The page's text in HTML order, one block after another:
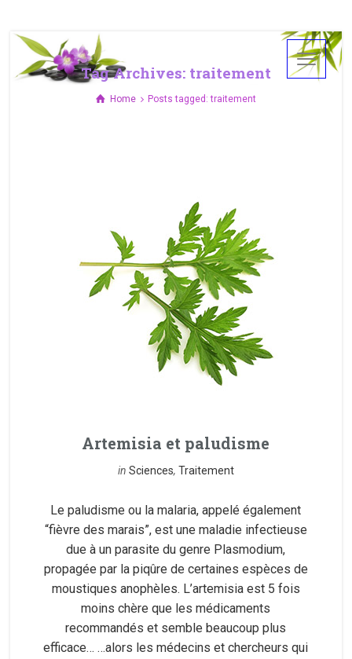
Tag Archives: traitement
Home Posts tagged: traitement
Artemisia et paludisme
in Sciences, Traitement
Le paludisme ou la malaria, appelé également
“fièvre des marais”, est une maladie infectieuse
due à un parasite du genre Plasmodium,
propagée par la piqûre de certaines espèces de
moustiques anophèles. L’artemisia est 5 fois
moins chère que les médicaments
recommandés et semble beaucoup plus
efficace… …alors les médecins et chercheurs qui